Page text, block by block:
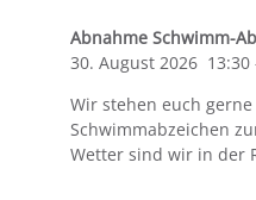
Abnahme Schwimm-
30. August 2026 13:30
Wir stehen euch
Schwimmabzeichen
Wetter sind wir in der